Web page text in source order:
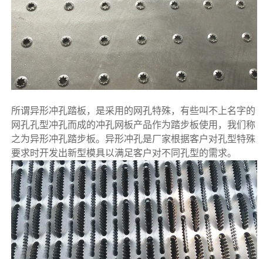
所谓异形冲孔踏板，是采用的网孔特殊，有些叫不上名字的
网孔孔型冲孔而成的冲孔网板产品作为踏步板使用，我们称
之为异形冲孔踏步板。异形冲孔是厂家根据客户对孔型特殊
要求时开发出新型模具以满足客户对不同孔型的需求。